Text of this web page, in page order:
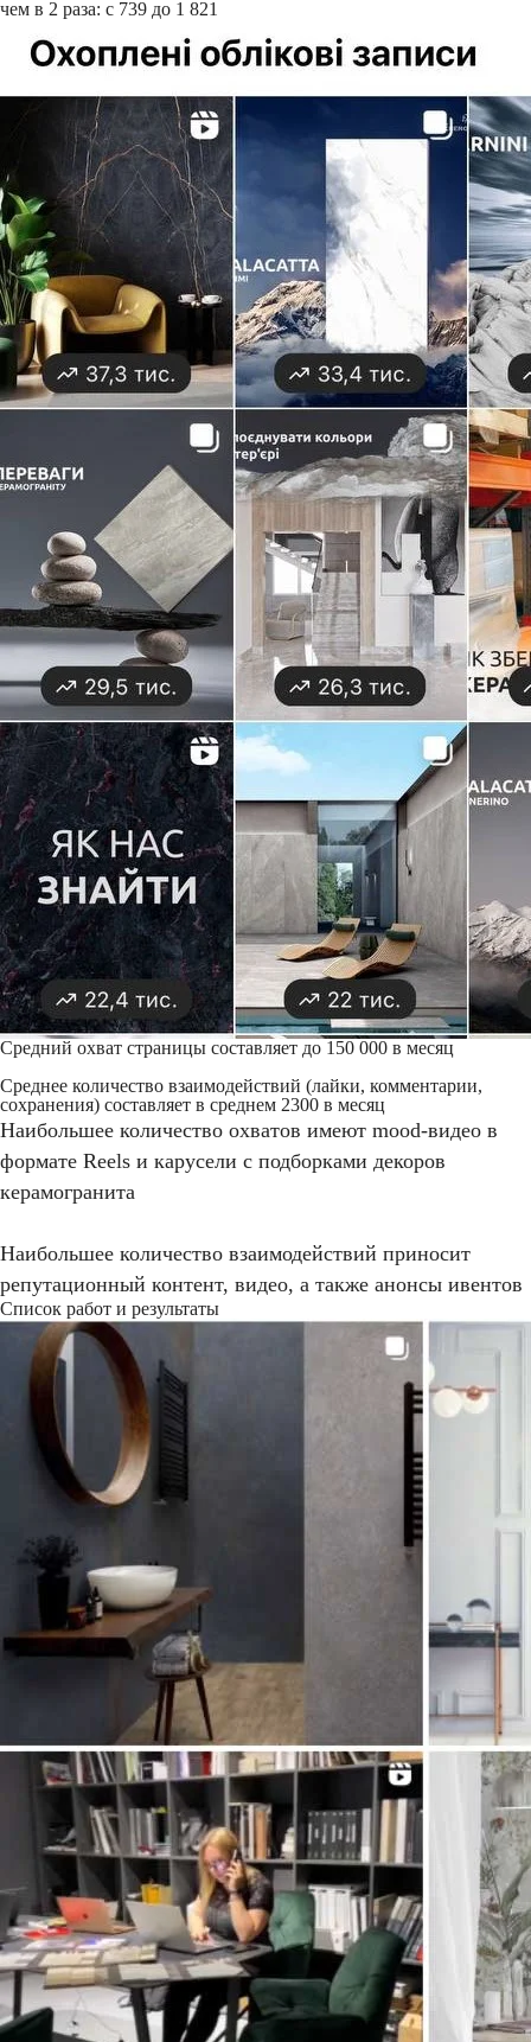
чем в 2 раза: с 739 до 1 821
Средний охват страницы составляет до 150 000 в месяц
Среднее количество взаимодействий (лайки, комментарии,
сохранения) составляет в среднем 2300 в месяц
Наибольшее количество охватов имеют mood-видео в
формате Reels и карусели с подборками декоров
керамогранита
Наибольшее количество взаимодействий приносит
репутационный контент, видео, а также анонсы ивентов
Список работ и результаты